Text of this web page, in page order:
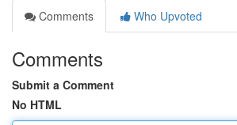
Comments
Who Upvoted
Comments
Submit a Comment
No HTML